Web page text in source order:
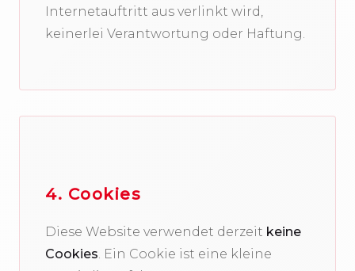
Internetauftritt aus verlinkt wird,
keinerlei Verantwortung oder Haftung.
4. Cookies
Diese Website verwendet derzeit keine
Cookies. Ein Cookie ist eine kleine